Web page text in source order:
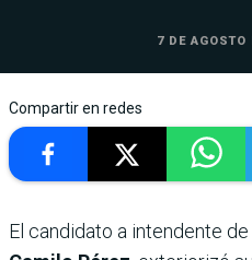
7 DE
Compartir en redes
El candidato a intendente